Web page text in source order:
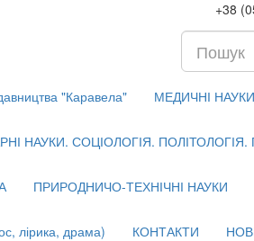
+38
"Каравела" МЕДИЧНІ НАУКИ
НАУКИ. СОЦІОЛОГІЯ.
ПРИРОДНИЧО-ТЕХНІЧНІ НАУКИ
лірика, драма) КОНТАКТИ